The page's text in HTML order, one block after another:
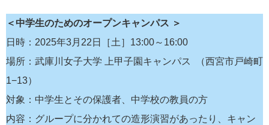
＜中学生のためのオープンキャンパス ＞
日時：2025年3月22日［土］13:00～16:00
場所：武庫川女子大学 上甲子園キャンパス （西宮市戸崎町
1−13）
対象：中学生とその保護者、中学校の教員の方
内容：グループに分かれての造形演習があったり、キャン